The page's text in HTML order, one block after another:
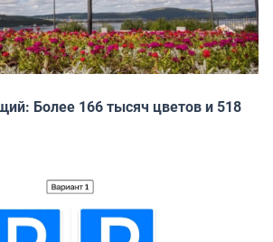
Более 166 тысяч цветов и 518